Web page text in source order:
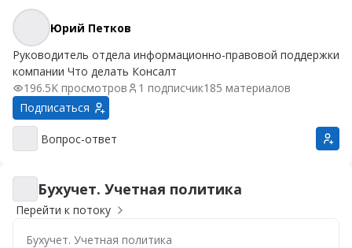
Юрий Петков
Юрий Петков
Руководитель отдела информационно-правовой поддержки
компании Что делать Консалт
196.5K просмотров
1 подписчик185 материалов
Подписаться
Вопрос-ответ
Вопрос-ответ
Бухучет. Учетная политика
Бухучет. Учетная политика
Перейти к потоку
Бухучет. Учетная политика